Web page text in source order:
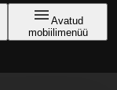
Avatud
mobiilimenüü